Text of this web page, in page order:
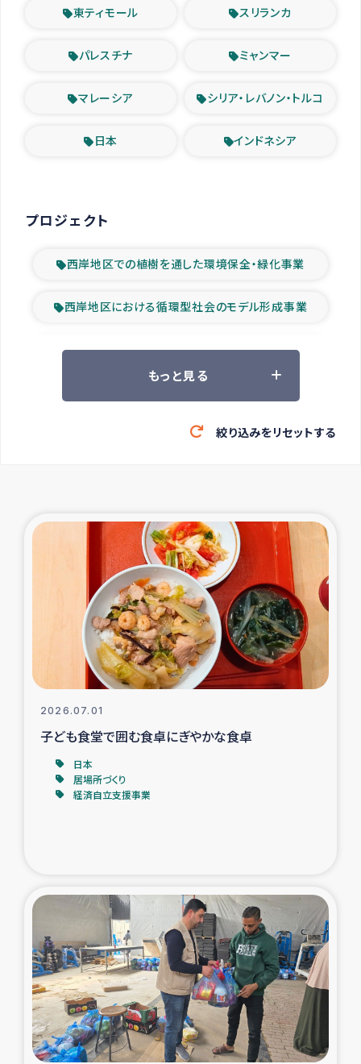
東ティモール スリランカ
パレスチナ ミャンマー
マレーシア シリア・レバノン・トルコ
日本 インドネシア
プロジェクト
西岸地区での植樹を通した環境保全・緑化事業
西岸地区における循環型社会のモデル形成事業
ツアー参加者の声
緊急救援の時代
東ティモール豪雨緊急支援
大雨による洪水被災者支援
カカオ生産者支援事業
シリア国内避難民・帰還民の生活再建支援
トルコにおけるシリア難民支援事業
インドネシア中部 スラウェシの地震・津波被災者支援
スリランカ ムライティブ県帰還民の生活再建支援
スリランカ南部洪水被災者支援
スリランカの南北女性をつなぐサリー・リサイクル・プロ
ジェクト
復興支援事業
民際教育事業
もっと見る
絞り込みをリセットする
2026.07.01
子ども食堂で囲む食卓にぎやかな食卓
日本
居場所づくり
経済自立支援事業